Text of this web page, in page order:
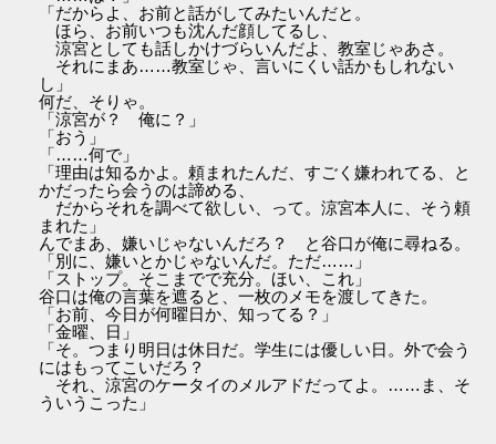
「だからよ、お前と話がしてみたいんだと。
ほら、お前いつも沈んだ顔してるし、
涼宮としても話しかけづらいんだよ、教室じゃあさ。
それにまあ……教室じゃ、言いにくい話かもしれない
し」
何だ、そりゃ。
「涼宮が？ 俺に？」
「おう」
「……何で」
「理由は知るかよ。頼まれたんだ、すごく嫌われてる、と
かだったら会うのは諦める、
だからそれを調べて欲しい、って。涼宮本人に、そう頼
まれた」
んでまあ、嫌いじゃないんだろ？ と谷口が俺に尋ねる。
「別に、嫌いとかじゃないんだ。ただ……」
「ストップ。そこまでで充分。ほい、これ」
谷口は俺の言葉を遮ると、一枚のメモを渡してきた。
「お前、今日が何曜日か、知ってる？」
「金曜、日」
「そ。つまり明日は休日だ。学生には優しい日。外で会う
にはもってこいだろ？
それ、涼宮のケータイのメルアドだってよ。……ま、そ
ういうこった」